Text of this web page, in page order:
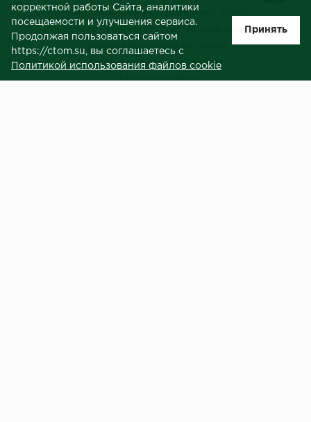
Политика обработки персональных данных
Согласие на обработку персональных данных
Пользовательское соглашение
Публичная оферта
корректной работы Сайта, аналитики
посещаемости и улучшения сервиса.
Продолжая пользоваться сайтом
https://ctom.su, вы соглашаетесь с
Политикой использования файлов cookie
Принять